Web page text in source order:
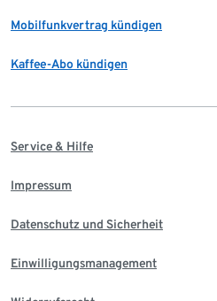
Mobilfunkvertrag kündigen
Kaffee-Abo kündigen
Service & Hilfe
Impressum
Datenschutz und Sicherheit
Einwilligungsmanagement